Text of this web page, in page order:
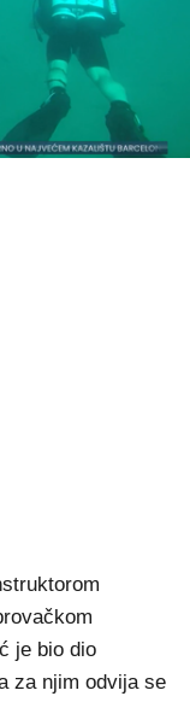
je bio dio
za njim odvija se